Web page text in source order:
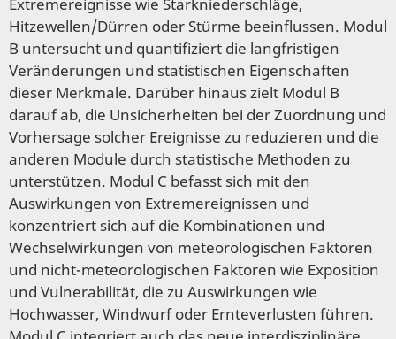
Extremereignisse wie Starkniederschläge,
Hitzewellen/Dürren oder Stürme beeinflussen. Modul
B untersucht und quantifiziert die langfristigen
Veränderungen und statistischen Eigenschaften
dieser Merkmale. Darüber hinaus zielt Modul B
darauf ab, die Unsicherheiten bei der Zuordnung und
Vorhersage solcher Ereignisse zu reduzieren und die
anderen Module durch statistische Methoden zu
unterstützen. Modul C befasst sich mit den
Auswirkungen von Extremereignissen und
konzentriert sich auf die Kombinationen und
Wechselwirkungen von meteorologischen Faktoren
und nicht-meteorologischen Faktoren wie Exposition
und Vulnerabilität, die zu Auswirkungen wie
Hochwasser, Windwurf oder Ernteverlusten führen.